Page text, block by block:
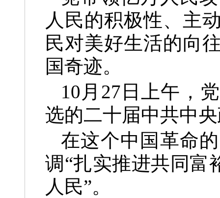
人民的积极性、主
民对美好生活的向
国奇迹。
10月27日上午，
选的二十届中共中
在这个中国革命
调“扎实推进共同富
人民”。